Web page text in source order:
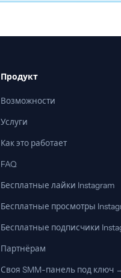
Продукт
Возможности
Услуги
Как это работает
FAQ
Бесплатные лайки Instagram
Бесплатные просмотры
Бесплатные подписчики
Партнёрам
Своя SMM-панель под ключ